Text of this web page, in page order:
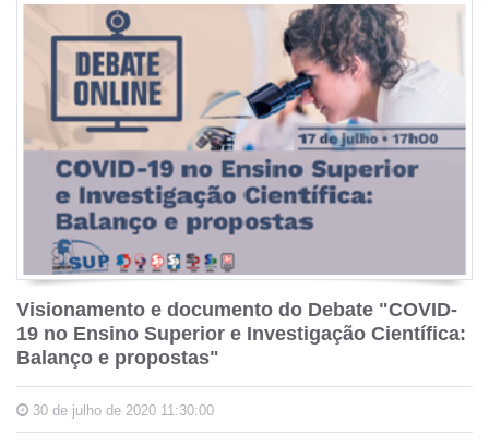
Visionamento e documento do Debate "COVID-
19 no Ensino Superior e Investigação Científica:
Balanço e propostas"
30 de julho de 2020 11:30:00